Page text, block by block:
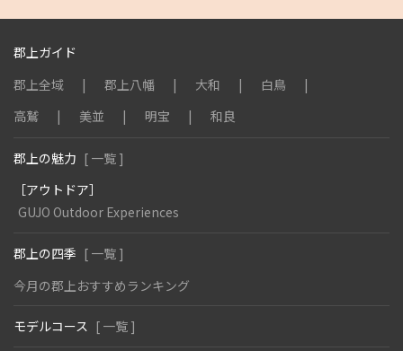
郡上ガイド
郡上全域
郡上八幡 大和
白鳥
高鷲
美並 明宝 和良
郡上の魅力 [ 一覧 ]
［アウトドア］
GUJO Outdoor Experiences
郡上の四季 [ 一覧 ]
今月の郡上おすすめランキング
モデルコース [ 一覧 ]